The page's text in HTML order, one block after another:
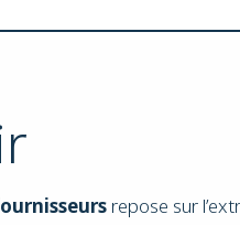
repose sur